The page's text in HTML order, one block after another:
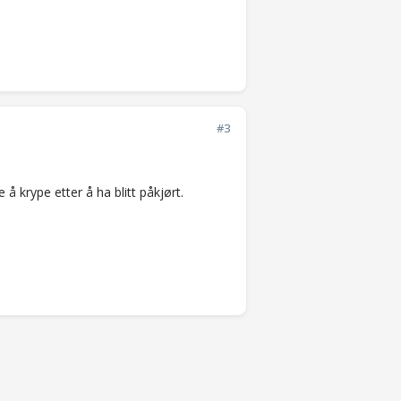
#3
å krype etter å ha blitt påkjørt.